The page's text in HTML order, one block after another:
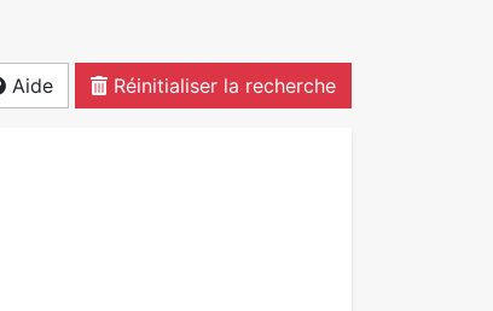
Aide Réinitialiser la recherche